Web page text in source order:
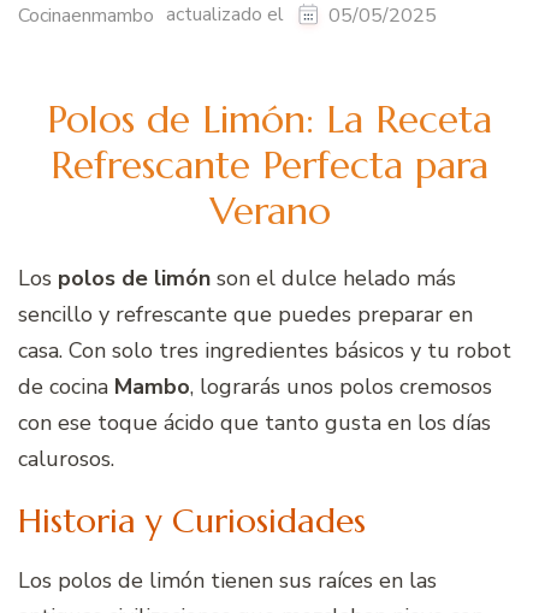
Cocinaenmambo actualizado el 05/05/2025
Polos de Limón: La Receta
Refrescante Perfecta para
Verano
Los polos de limón son el dulce helado más
sencillo y refrescante que puedes preparar en
casa. Con solo tres ingredientes básicos y tu robot
de cocina Mambo, lograrás unos polos cremosos
con ese toque ácido que tanto gusta en los días
calurosos.
Historia y Curiosidades
Los polos de limón tienen sus raíces en las